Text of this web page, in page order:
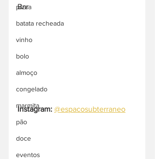
pizza
batata recheada
vinho
bolo
almoço
congelado
marmita
pão
doce
eventos
Bar
Instagram: @espacosubterraneo